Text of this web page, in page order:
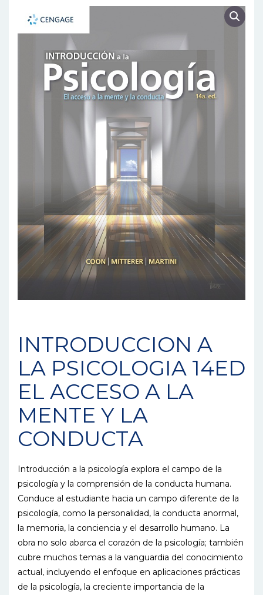
INTRODUCCION A
LA PSICOLOGIA 14ED
EL ACCESO A LA
MENTE Y LA
CONDUCTA
Introducción a la psicología explora el campo de la
psicología y la comprensión de la conducta humana.
Conduce al estudiante hacia un campo diferente de la
psicología, como la personalidad, la conducta anormal,
la memoria, la conciencia y el desarrollo humano. La
obra no solo abarca el corazón de la psicología; también
cubre muchos temas a la vanguardia del conocimiento
actual, incluyendo el enfoque en aplicaciones prácticas
de la psicología, la creciente importancia de la